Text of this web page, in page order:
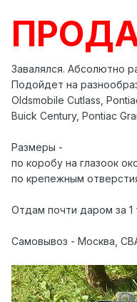
Завалялся. Абсолютно
Подойдет на
Oldsmobile Cutlass,
Buick Century, Pontiac
Размеры -
по коробу на глазоок
по крепежным
Отдам почти даром за
Самовывоз - Москва,